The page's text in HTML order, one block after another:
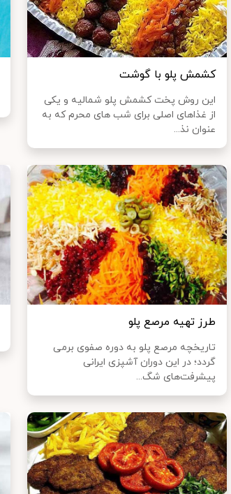
کشمش پلو با گوشت
این روش پخت کشمش پلو شمالیه و یکی
از غذاهای اصلی برای شب های محرم که به
عنوان نذ...
طرز تهیه مرصع پلو
تاریخچه مرصع پلو به دوره صفوی برمی
گردد؛ در این دوران آشپزی ایرانی
پیشرفت‌های شگ...